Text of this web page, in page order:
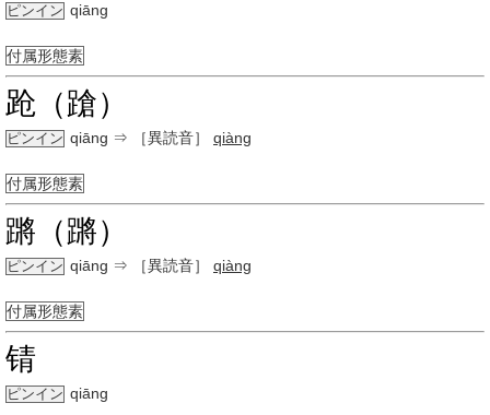
ピンイン qiāng
付属形態素
跄（蹌）
ピンイン qiāng ⇒ ［異読音］ qiàng
付属形態素
蹡（蹡）
ピンイン qiāng ⇒ ［異読音］ qiàng
付属形態素
锖
ピンイン qiāng